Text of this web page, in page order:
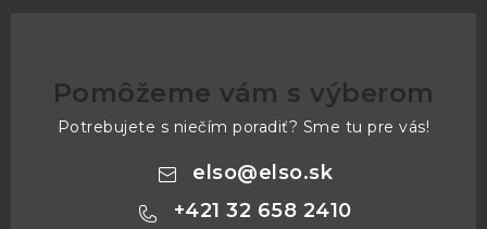
Pomôžeme vám s výberom
Potrebujete s niečím poradiť? Sme tu pre vás!
elso@elso.sk
+421 32 658 2410